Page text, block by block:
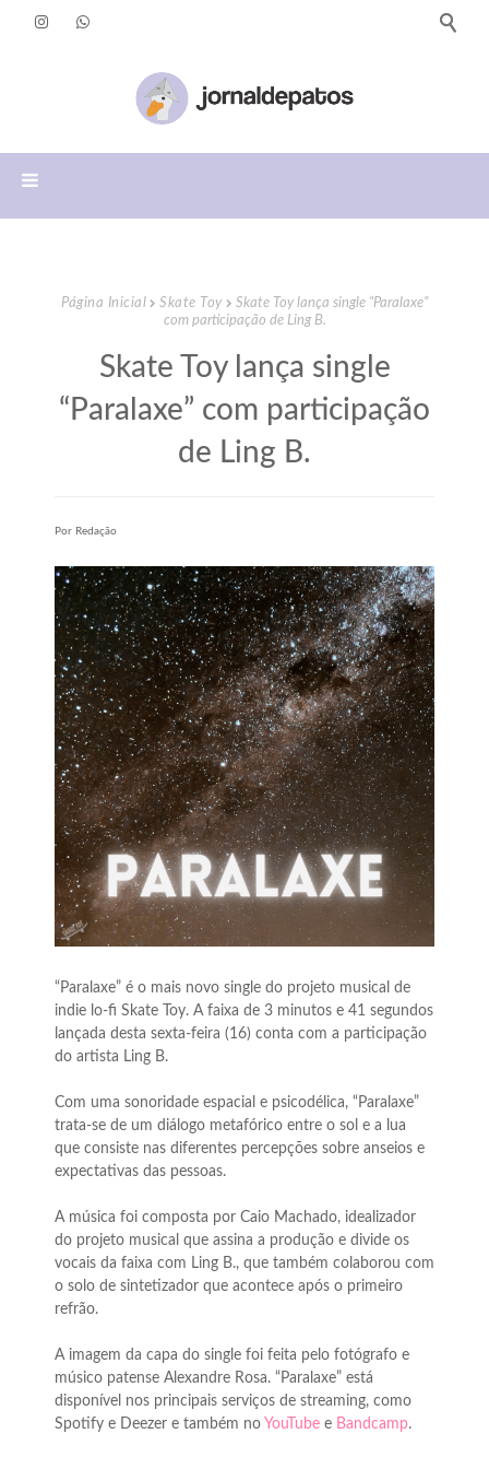
Página Inicial Skate Toy
Skate Toy lança single “Paralaxe”
com participação de Ling B.
Skate Toy lança single
“Paralaxe” com participação
de Ling B.
Por Redação
“Paralaxe” é o mais novo single do projeto musical de
indie lo-fi Skate Toy. A faixa de 3 minutos e 41 segundos
lançada desta sexta-feira (16) conta com a participação
do artista Ling B.
Com uma sonoridade espacial e psicodélica, “Paralaxe”
trata-se de um diálogo metafórico entre o sol e a lua
que consiste nas diferentes percepções sobre anseios e
expectativas das pessoas.
A música foi composta por Caio Machado, idealizador
do projeto musical que assina a produção e divide os
vocais da faixa com Ling B., que também colaborou com
o solo de sintetizador que acontece após o primeiro
refrão.
A imagem da capa do single foi feita pelo fotógrafo e
músico patense Alexandre Rosa. “Paralaxe” está
disponível nos principais serviços de streaming, como
Spotify e Deezer e também no YouTube e Bandcamp.